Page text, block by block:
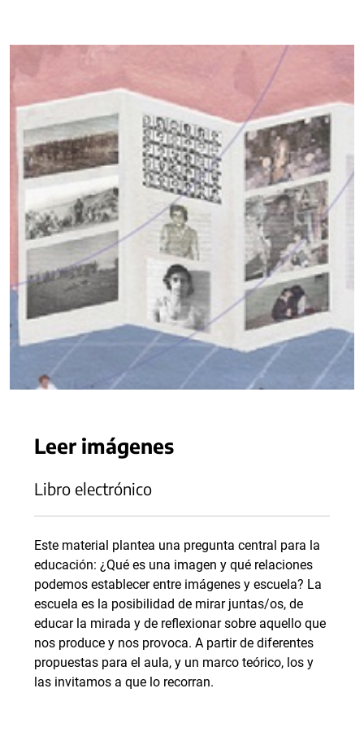
Leer imágenes
Libro electrónico
Este material plantea una pregunta central para la
educación: ¿Qué es una imagen y qué relaciones
podemos establecer entre imágenes y escuela? La
escuela es la posibilidad de mirar juntas/os, de
educar la mirada y de reflexionar sobre aquello que
nos produce y nos provoca. A partir de diferentes
propuestas para el aula, y un marco teórico, los y
las invitamos a que lo recorran.